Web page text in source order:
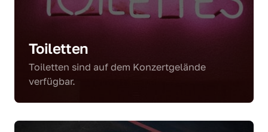
Toiletten
Toiletten sind auf dem Konzertgelände
verfügbar.